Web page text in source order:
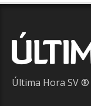
Última Hora SV ®